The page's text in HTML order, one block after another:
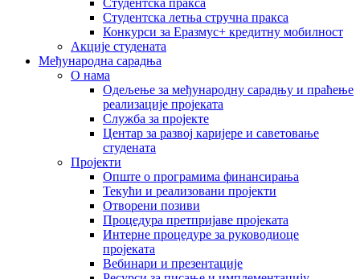
Студентска пракса
Студентска летња стручна пракса
Конкурси за Еразмус+ кредитну мобилност
Акције студената
Међународна сарадња
О нама
Одељење за међународну сарадњу и праћење
реализације пројеката
Служба за пројекте
Центар за развој каријере и саветовање
студената
Пројекти
Опште о програмима финансирања
Текући и реализовани пројекти
Отворени позиви
Процедура претпријаве пројеката
Интерне процедуре за руководиоце
пројеката
Вебинари и презентације